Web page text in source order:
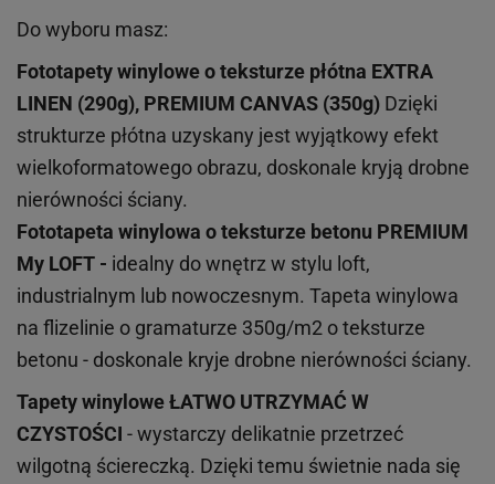
Do wyboru masz:
Fototapety winylowe oteksturze płótna EXTRA
LINEN (290g), PREMIUM CANVAS (350g) Dzięki
strukturze płótna uzyskany jest wyjątkowy efekt
wielkoformatowego obrazu, doskonale kryją drobne
nierówności ściany.
Fototapeta winylowa oteksturze betonu PREMIUM
My LOFT - idealny do wnętrz w stylu loft,
industrialnym lub nowoczesnym. Tapeta winylowa
na flizelinie o gramaturze 350g/m2 o teksturze
betonu - doskonale kryje drobne nierówności ściany.
Tapety winyloweŁATWO UTRZYMAĆ W
CZYSTOŚCI - wystarczy delikatnie przetrzeć
wilgotną ściereczką. Dzięki temu świetnie nada się